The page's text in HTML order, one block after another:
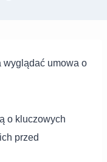
wyglądać umowa o
o kluczowych
przed